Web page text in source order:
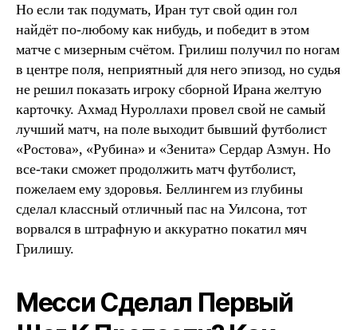
Но если так подумать, Иран тут свой один гол
найдёт по-любому как нибудь, и победит в этом
матче с мизерным счётом. Грилиш получил по ногам
в центре поля, неприятный для него эпизод, но судья
не решил показать игроку сборной Ирана желтую
карточку. Ахмад Нуроллахи провел свой не самый
лучший матч, на поле выходит бывший футболист
«Ростова», «Рубина» и «Зенита» Сердар Азмун. Но
все-таки сможет продолжить матч футболист,
пожелаем ему здоровья. Беллингем из глубины
сделал классный отличный пас на Уилсона, тот
ворвался в штрафную и аккуратно покатил мяч
Грилишу.
Месси Сделал Первый